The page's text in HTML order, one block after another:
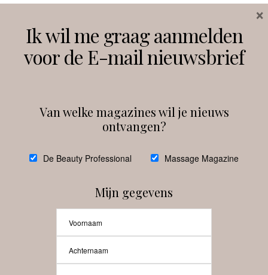
Instagram Facebook
debeautyprofessional
Ik wil me graag aanmelden
voor de E-mail nieuwsbrief
Van welke magazines wil je nieuws
ontvangen?
De Beauty Professional Massage Magazine
Mijn gegevens
×